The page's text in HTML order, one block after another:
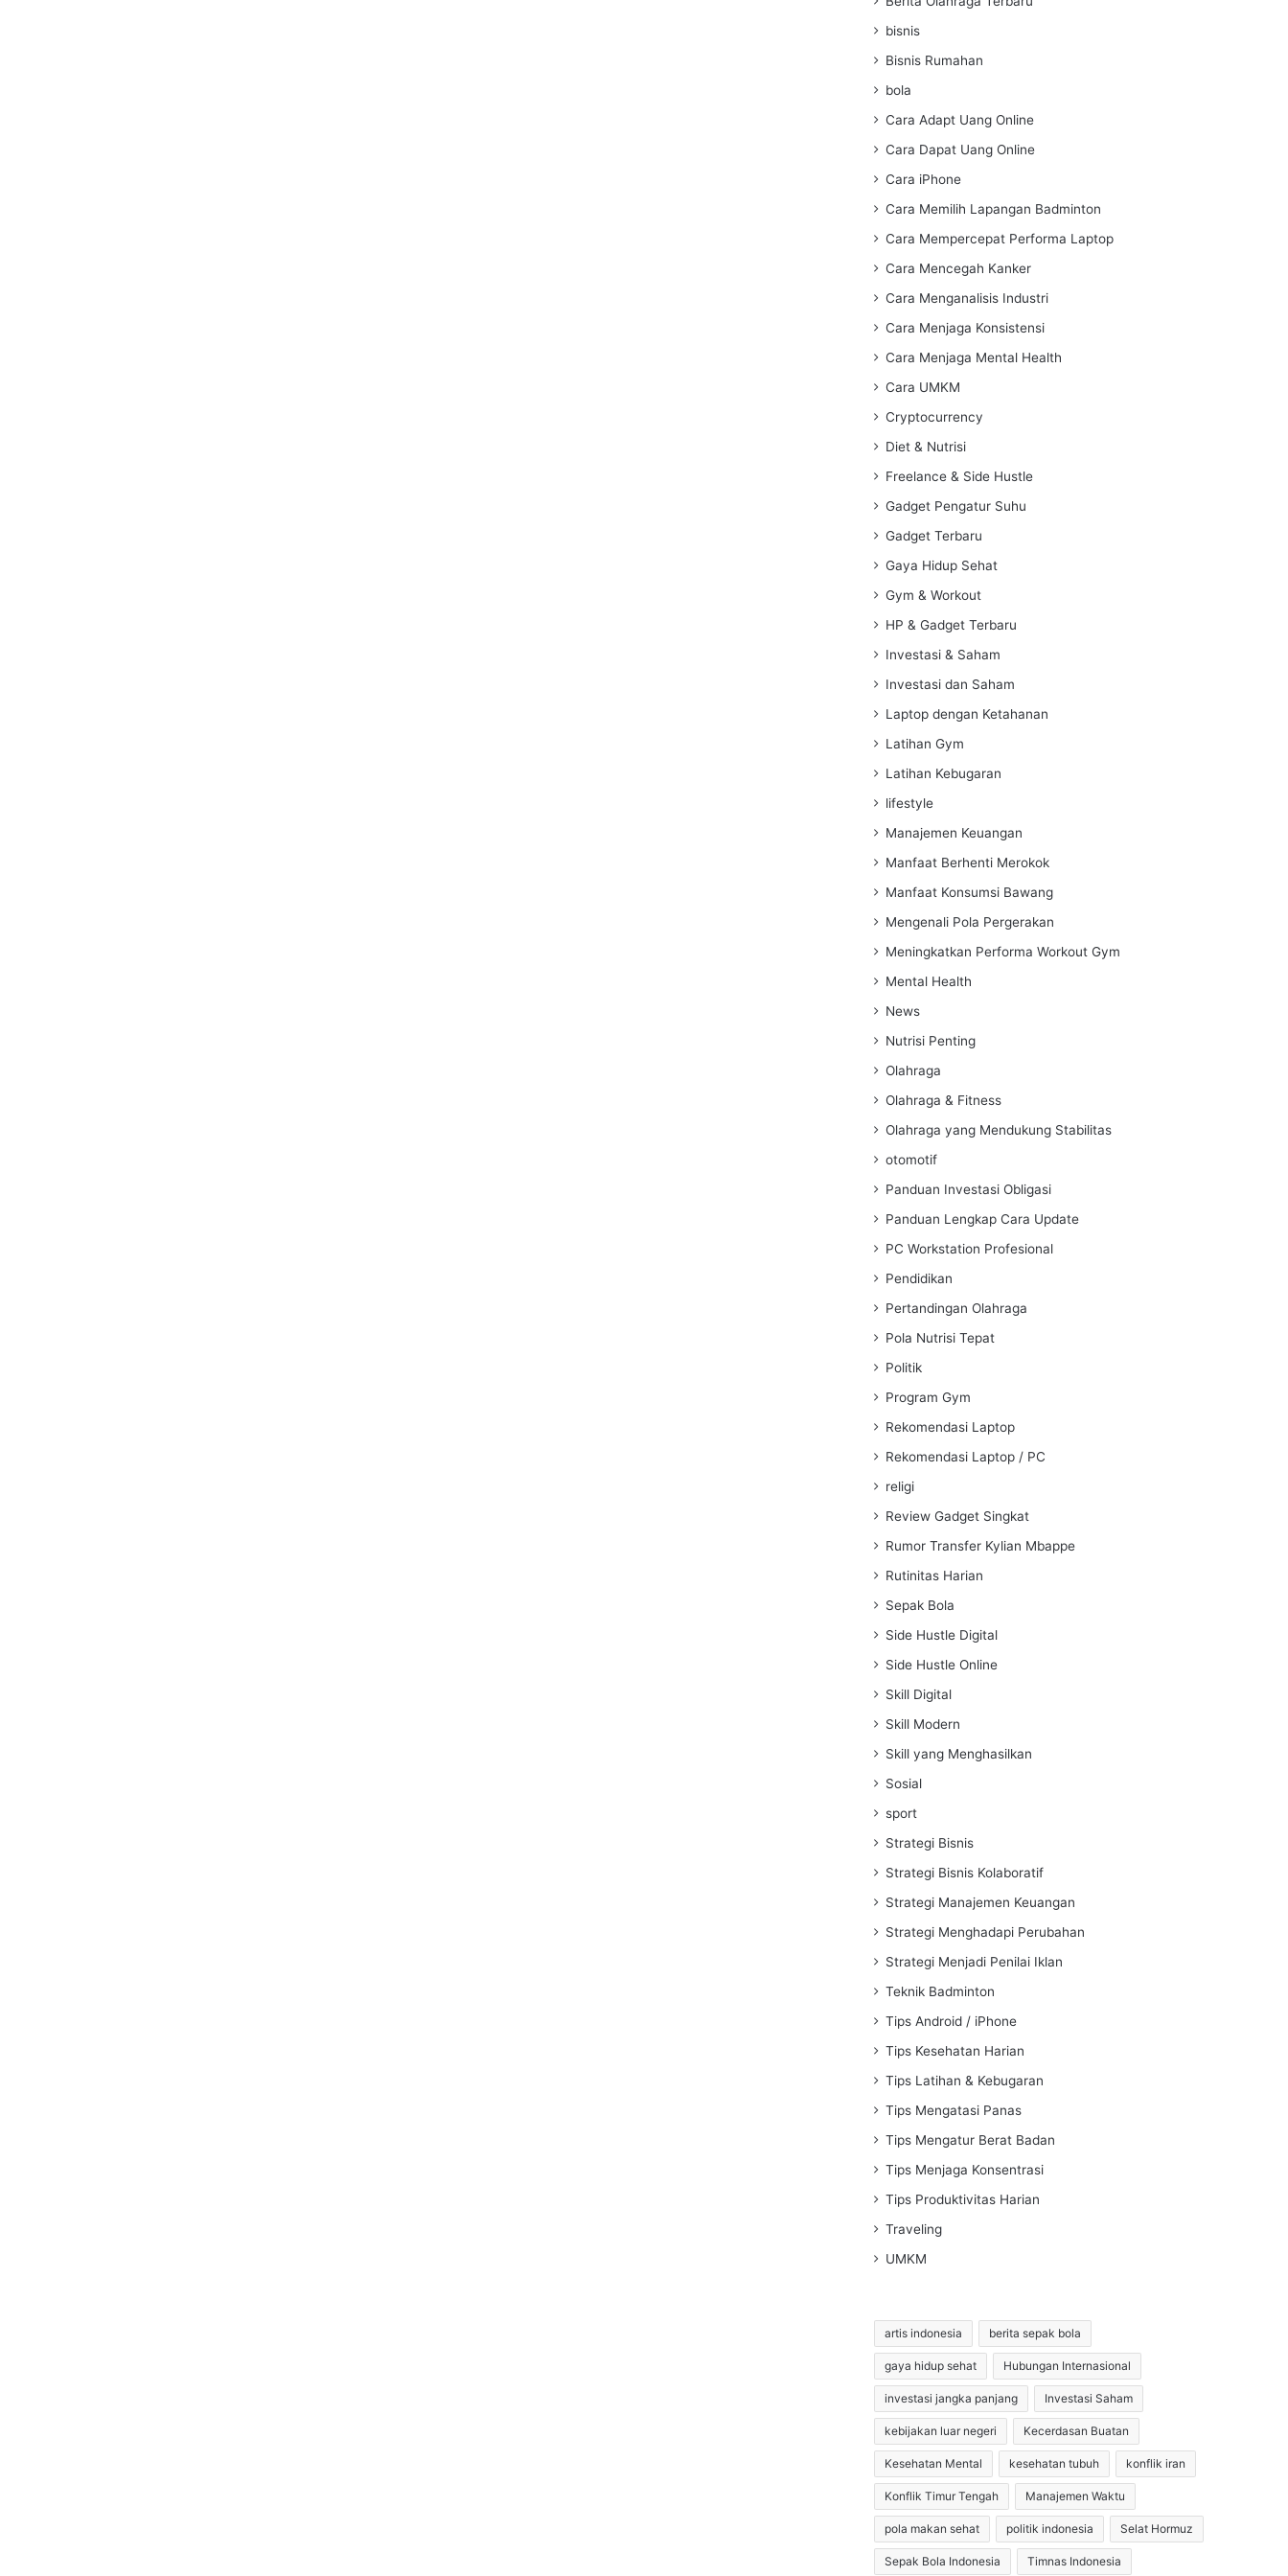
bisnis
Bisnis Rumahan
bola
Cara Adapt Uang Online
Cara Dapat Uang Online
Cara iPhone
Cara Memilih Lapangan Badminton
Cara Mempercepat Performa Laptop
Cara Mencegah Kanker
Cara Menganalisis Industri
Cara Menjaga Konsistensi
Cara Menjaga Mental Health
Cara UMKM
Cryptocurrency
Diet & Nutrisi
Freelance & Side Hustle
Gadget Pengatur Suhu
Gadget Terbaru
Gaya Hidup Sehat
Gym & Workout
HP & Gadget Terbaru
Investasi & Saham
Investasi dan Saham
Laptop dengan Ketahanan
Latihan Gym
Latihan Kebugaran
lifestyle
Manajemen Keuangan
Manfaat Berhenti Merokok
Manfaat Konsumsi Bawang
Mengenali Pola Pergerakan
Meningkatkan Performa Workout Gym
Mental Health
News
Nutrisi Penting
Olahraga
Olahraga & Fitness
Olahraga yang Mendukung Stabilitas
otomotif
Panduan Investasi Obligasi
Panduan Lengkap Cara Update
PC Workstation Profesional
Pendidikan
Pertandingan Olahraga
Pola Nutrisi Tepat
Politik
Program Gym
Rekomendasi Laptop
Rekomendasi Laptop / PC
religi
Review Gadget Singkat
Rumor Transfer Kylian Mbappe
Rutinitas Harian
Sepak Bola
Side Hustle Digital
Side Hustle Online
Skill Digital
Skill Modern
Skill yang Menghasilkan
Sosial
sport
Strategi Bisnis
Strategi Bisnis Kolaboratif
Strategi Manajemen Keuangan
Strategi Menghadapi Perubahan
Strategi Menjadi Penilai Iklan
Teknik Badminton
Tips Android / iPhone
Tips Kesehatan Harian
Tips Latihan & Kebugaran
Tips Mengatasi Panas
Tips Mengatur Berat Badan
Tips Menjaga Konsentrasi
Tips Produktivitas Harian
Traveling
UMKM
artis indonesia berita sepak bola
gaya hidup sehat Hubungan Internasional
investasi jangka panjang Investasi Saham
kebijakan luar negeri Kecerdasan Buatan
Kesehatan Mental kesehatan tubuh konflik iran
Konflik Timur Tengah Manajemen Waktu
pola makan sehat politik indonesia Selat Hormuz
Sepak Bola Indonesia Timnas Indonesia